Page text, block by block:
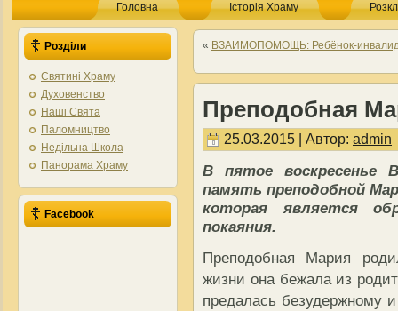
Головна Історія Храму
Розділи
Святині Храму
Духовенство
Наші Свята
Паломництво
Недільна Школа
Панорама Храму
Facebook
« ВЗАИМОПОМОЩЬ: Ребёнок-инвалид
Преподобная
25.03.2015 | Автор: admin
В пятое воскресенье
память преподобной
которая является
покаяния.
Преподобная Мария
жизни она бежала из
предалась безудержному